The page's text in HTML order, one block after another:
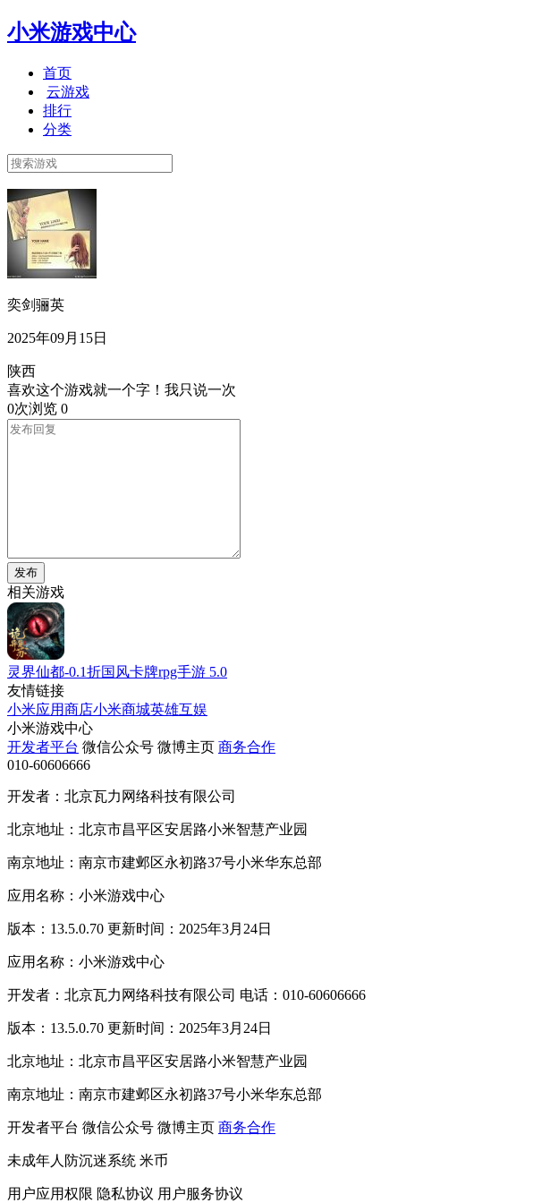
小米游戏中心
首页
云游戏
排行
分类
奕剑骊英
2025年09月15日
陕西
喜欢这个游戏就一个字！我只说一次
0次浏览 0
发布
相关游戏
灵界仙都-0.1折国风卡牌rpg手游 5.0
友情链接
小米应用商店小米商城英雄互娱
小米游戏中心
开发者平台 微信公众号 微博主页 商务合作
010-60606666
开发者：北京瓦力网络科技有限公司
北京地址：北京市昌平区安居路小米智慧产业园
南京地址：南京市建邺区永初路37号小米华东总部
应用名称：小米游戏中心
版本：13.5.0.70 更新时间：2025年3月24日
应用名称：小米游戏中心
开发者：北京瓦力网络科技有限公司 电话：010-60606666
版本：13.5.0.70 更新时间：2025年3月24日
北京地址：北京市昌平区安居路小米智慧产业园
南京地址：南京市建邺区永初路37号小米华东总部
开发者平台 微信公众号 微博主页 商务合作
未成年人防沉迷系统 米币
用户应用权限 隐私协议 用户服务协议